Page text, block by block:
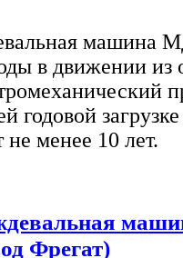
машина
в движении
не менее 10 лет.
Фрегат)